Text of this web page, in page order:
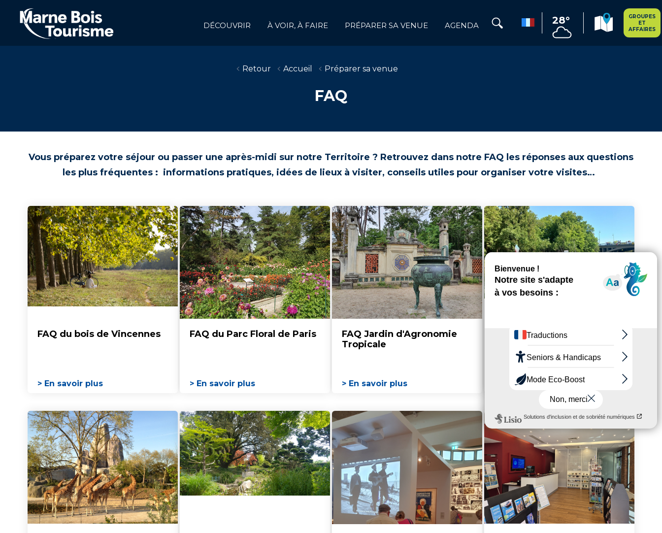
contenu
principal
NAVIGATION
DÉCOUVRIR À VOIR, À FAIRE PRÉPARER SA VENUE AGENDA 28°
GROUPES
ET
AFFAIRES
Retour Accueil Préparer sa venue
FAQ
Vous préparez votre séjour ou passer une après-midi sur notre Territoire ? Retrouvez dans notre FAQ les réponses aux questions
les plus fréquentes : informations pratiques, idées de lieux à visiter, conseils utiles pour organiser votre visites…
FAQ du bois de Vincennes
> En savoir plus
FAQ du Parc Floral de Paris
> En savoir plus
FAQ Jardin d'Agronomie
Tropicale
> En savoir plus
FAQ de la rivière Marne
> En savoir plus